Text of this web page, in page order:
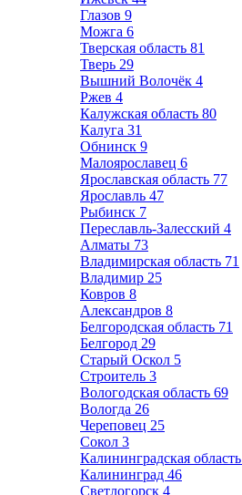
Глазов 9
Можга 6
Тверская область 81
Тверь 29
Вышний Волочёк 4
Ржев 4
Калужская область 80
Калуга 31
Обнинск 9
Малоярославец 6
Ярославская область 77
Ярославль 47
Рыбинск 7
Переславль-Залесский 4
Алматы 73
Владимирская область 71
Владимир 25
Ковров 8
Александров 8
Белгородская область 71
Белгород 29
Старый Оскол 5
Строитель 3
Вологодская область 69
Вологда 26
Череповец 25
Сокол 3
Калининградская область
Калининград 46
Светлогорск 4